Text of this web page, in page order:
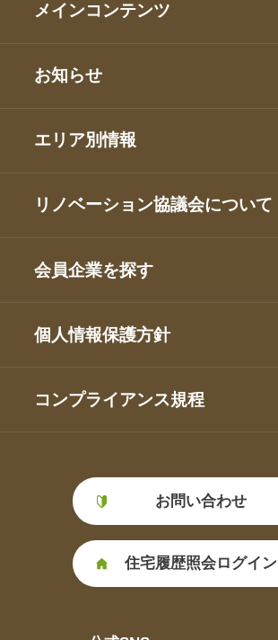
メインコンテンツ
お知らせ
エリア別情報
リノベーション協議会について
会員企業を探す
個人情報保護方針
コンプライアンス規程
お問い合わせ
住宅履歴照会ログイン